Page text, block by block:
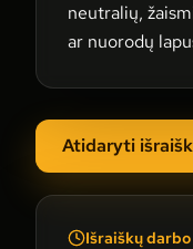
neutralių,
ar nuorodų
Atidaryti
Išraiškų